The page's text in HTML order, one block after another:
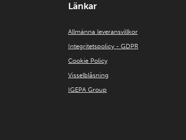
Länkar
Allmänna leveransvillkor
Integritetspolicy - GDPR
Cookie Policy
Visselblåsning
IGEPA Group